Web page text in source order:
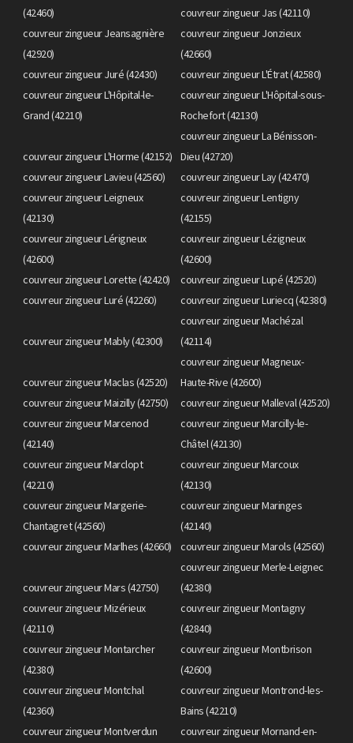
(42460)
couvreur zingueur Jas (42110)
couvreur zingueur Jeansagnière
(42920)
couvreur zingueur Jonzieux
(42660)
couvreur zingueur Juré (42430)
couvreur zingueur L'Étrat (42580)
couvreur zingueur L'Hôpital-le-
Grand (42210)
couvreur zingueur L'Hôpital-sous-
Rochefort (42130)
couvreur zingueur L'Horme (42152)
couvreur zingueur La Bénisson-
Dieu (42720)
couvreur zingueur Lavieu (42560)
couvreur zingueur Lay (42470)
couvreur zingueur Leigneux
(42130)
couvreur zingueur Lentigny
(42155)
couvreur zingueur Lérigneux
(42600)
couvreur zingueur Lézigneux
(42600)
couvreur zingueur Lorette (42420)
couvreur zingueur Lupé (42520)
couvreur zingueur Luré (42260)
couvreur zingueur Luriecq (42380)
couvreur zingueur Mably (42300)
couvreur zingueur Machézal
(42114)
couvreur zingueur Maclas (42520)
couvreur zingueur Magneux-
Haute-Rive (42600)
couvreur zingueur Maizilly (42750)
couvreur zingueur Malleval (42520)
couvreur zingueur Marcenod
(42140)
couvreur zingueur Marcilly-le-
Châtel (42130)
couvreur zingueur Marclopt
(42210)
couvreur zingueur Marcoux
(42130)
couvreur zingueur Margerie-
Chantagret (42560)
couvreur zingueur Maringes
(42140)
couvreur zingueur Marlhes (42660)
couvreur zingueur Marols (42560)
couvreur zingueur Mars (42750)
couvreur zingueur Merle-Leignec
(42380)
couvreur zingueur Mizérieux
(42110)
couvreur zingueur Montagny
(42840)
couvreur zingueur Montarcher
(42380)
couvreur zingueur Montbrison
(42600)
couvreur zingueur Montchal
(42360)
couvreur zingueur Montrond-les-
Bains (42210)
couvreur zingueur Montverdun
couvreur zingueur Mornand-en-